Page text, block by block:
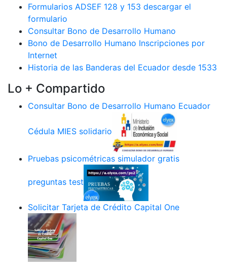
Formularios ADSEF 128 y 153 descargar el
formulario
Consultar Bono de Desarrollo Humano
Bono de Desarrollo Humano Inscripciones por
Internet
Historia de las Banderas del Ecuador desde 1533
Lo + Compartido
Consultar Bono de Desarrollo Humano Ecuador
Cédula MIES solidario
Pruebas psicométricas simulador gratis
preguntas test
Solicitar Tarjeta de Crédito Capital One